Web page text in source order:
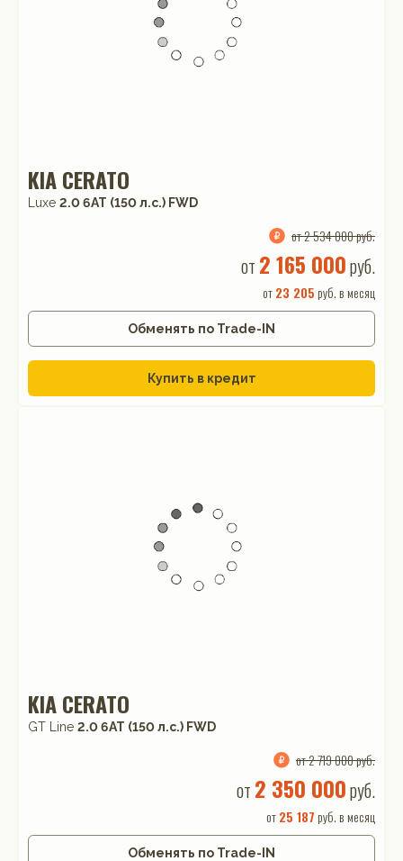
KIA CERATO
Luxe 2.0 6AT (150 л.с.) FWD
от 2 534 000 руб.
от 2 165 000руб.
от23 205 руб. в месяц
Обменять по Trade-IN
Купить в кредит
KIA CERATO
GT Line 2.0 6AT (150 л.с.) FWD
от 2 719 000 руб.
от 2 350 000руб.
от25 187 руб. в месяц
Обменять по Trade-IN